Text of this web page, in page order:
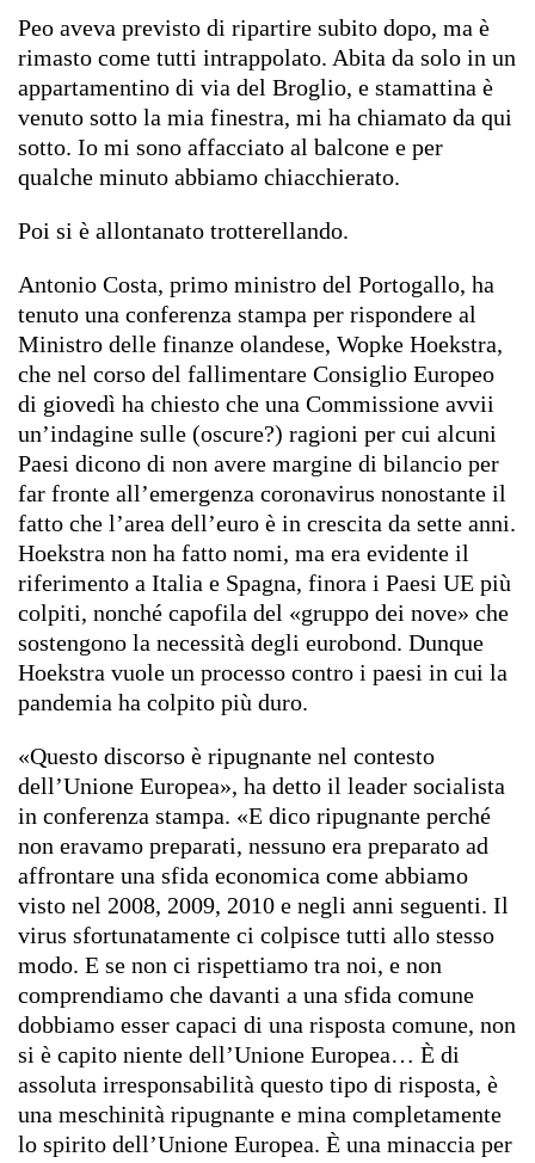
Peo aveva previsto di ripartire subito dopo, ma è
rimasto come tutti intrappolato. Abita da solo in un
appartamentino di via del Broglio, e stamattina è
venuto sotto la mia finestra, mi ha chiamato da qui
sotto. Io mi sono affacciato al balcone e per
qualche minuto abbiamo chiacchierato.
Poi si è allontanato trotterellando.
Antonio Costa, primo ministro del Portogallo, ha
tenuto una conferenza stampa per rispondere al
Ministro delle finanze olandese, Wopke Hoekstra,
che nel corso del fallimentare Consiglio Europeo
di giovedì ha chiesto che una Commissione avvii
un’indagine sulle (oscure?) ragioni per cui alcuni
Paesi dicono di non avere margine di bilancio per
far fronte all’emergenza coronavirus nonostante il
fatto che l’area dell’euro è in crescita da sette anni.
Hoekstra non ha fatto nomi, ma era evidente il
riferimento a Italia e Spagna, finora i Paesi UE più
colpiti, nonché capofila del «gruppo dei nove» che
sostengono la necessità degli eurobond. Dunque
Hoekstra vuole un processo contro i paesi in cui la
pandemia ha colpito più duro.
«Questo discorso è ripugnante nel contesto
dell’Unione Europea», ha detto il leader socialista
in conferenza stampa. «E dico ripugnante perché
non eravamo preparati, nessuno era preparato ad
affrontare una sfida economica come abbiamo
visto nel 2008, 2009, 2010 e negli anni seguenti. Il
virus sfortunatamente ci colpisce tutti allo stesso
modo. E se non ci rispettiamo tra noi, e non
comprendiamo che davanti a una sfida comune
dobbiamo esser capaci di una risposta comune, non
si è capito niente dell’Unione Europea… È di
assoluta irresponsabilità questo tipo di risposta, è
una meschinità ripugnante e mina completamente
lo spirito dell’Unione Europea. È una minaccia per